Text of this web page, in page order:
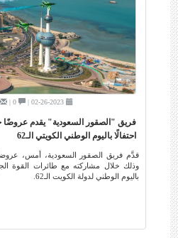
02-26-2023 |
0 |
0 |
فريق ⁧‫"الصقور السعودية"‬⁩
احتفالًا باليوم الوطني الكويتي الـ62
قدَّم فريق الصقور السعودية، أمس، عروضاً
وذلك خلال مشاركته مع طائرات القوة الجوية
باليوم الوطني لدولة الكويت الـ62.